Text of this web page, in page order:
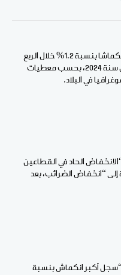
الأخبار (داكار) – سجل الاقتصاد السنغالي انكماشا بنسبة 1.2% خلال الربع
الأول من عام 2025، مقارنة بالربع الأخير من سنة 2024، بحسب معطيات
في البلاد.
الحاد في القطاعين
(2.8%-)”، إضافة إلى “انخفاض الضرائب، بعد
“سجل أكبر انكماش بنسبة